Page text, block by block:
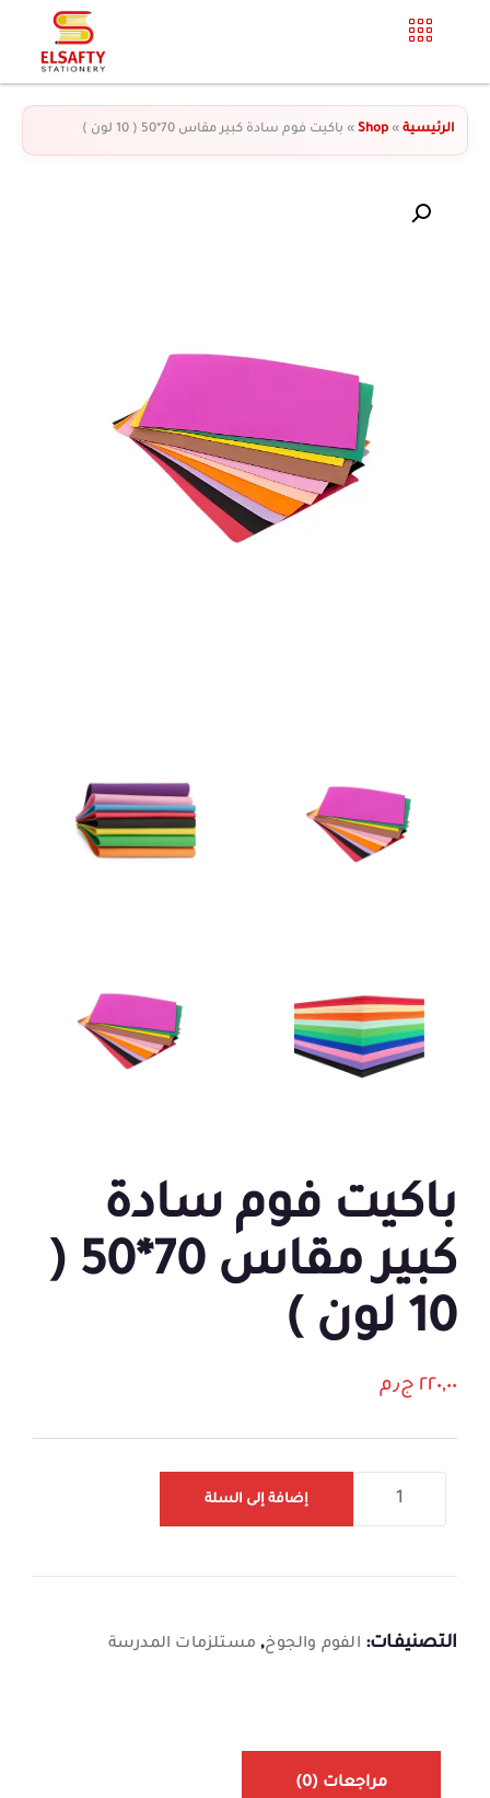
الرئيسية »
Shop
» باكيت فوم سادة كبير مقاس 70*50 ( 10 لون )
باكيت فوم سادة
كبير مقاس 70*50 (
10 لون )
٢٢٠,٠٠ ج٫م
إضافة إلى السلة
التصنيفات: الفوم والجوخ, مستلزمات المدرسة
مراجعات (0)